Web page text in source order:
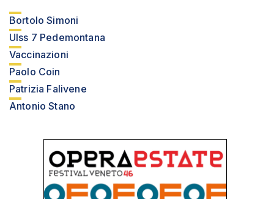
Bortolo Simoni
Ulss 7 Pedemontana
Vaccinazioni
Paolo Coin
Patrizia Falivene
Antonio Stano